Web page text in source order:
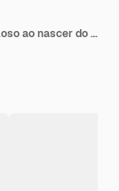
Tenda laranja na grama verde do lago nebuloso ao nascer do sol